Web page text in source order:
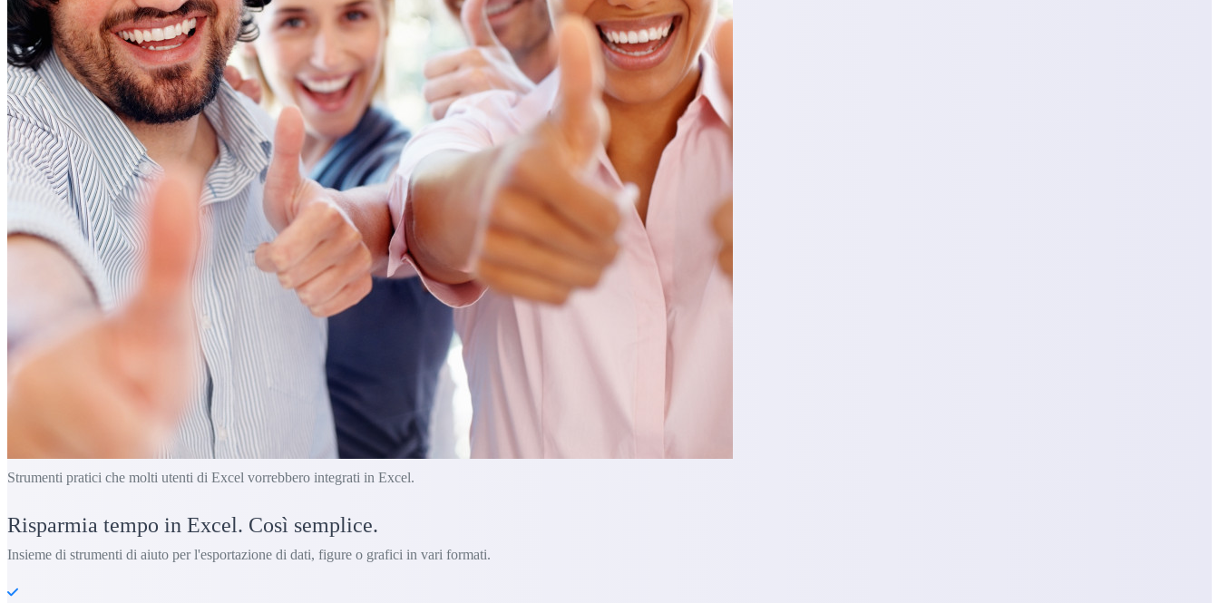
Strumenti pratici che molti utenti di Excel vorrebbero integrati in Excel.
Risparmia tempo in Excel. Così semplice.
Insieme di strumenti di aiuto per l'esportazione di dati, figure o grafici in vari formati.